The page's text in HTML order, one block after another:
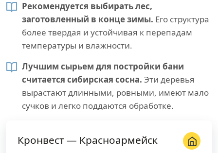
Рекомендуется выбирать лес,
заготовленный в конце зимы. Его структура
более твердая и устойчивая к перепадам
температуры и влажности.
Лучшим сырьем для постройки бани
считается сибирская сосна. Эти деревья
вырастают длинными, ровными, имеют мало
сучков и легко поддаются обработке.
Кронвест — Красноармейск